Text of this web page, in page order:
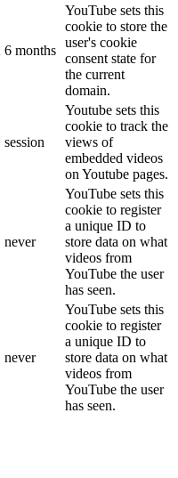
6 months
YouTube sets this
cookie to store the
user's cookie
consent state for
the current
domain.
session
Youtube sets this
cookie to track the
views of
embedded videos
on Youtube pages.
never
YouTube sets this
cookie to register
a unique ID to
store data on what
videos from
YouTube the user
has seen.
never
YouTube sets this
cookie to register
a unique ID to
store data on what
videos from
YouTube the user
has seen.